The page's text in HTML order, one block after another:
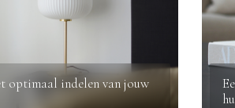
optimaal indelen van jouw